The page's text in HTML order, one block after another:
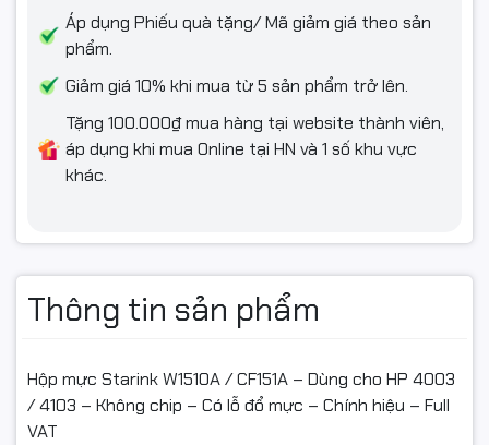
Áp dụng Phiếu quà tặng/ Mã giảm giá theo sản
phẩm.
Giảm giá 10% khi mua từ 5 sản phẩm trở lên.
Tặng 100.000₫ mua hàng tại website thành viên,
áp dụng khi mua Online tại HN và 1 số khu vực
khác.
Thông tin sản phẩm
Hộp mực Starink W1510A / CF151A – Dùng cho HP 4003
/ 4103 – Không chip – Có lỗ đổ mực – Chính hiệu – Full
VAT
✅ Hỗ trợ đổi/hoàn khi:
Giao sai mã mực / sai dòng máy tương thích so với đơn đặt
Hộp mực lỗi kỹ thuật: không in được, lỗi cơ, vỡ vỏ… (không do
người dùng tác động).
🚫 Không hỗ trợ đổi/hoàn nếu:
Đã nạp mực nhiều lần, mực trộn lung tung, bẩn, cháy nổ do
dùng sai.